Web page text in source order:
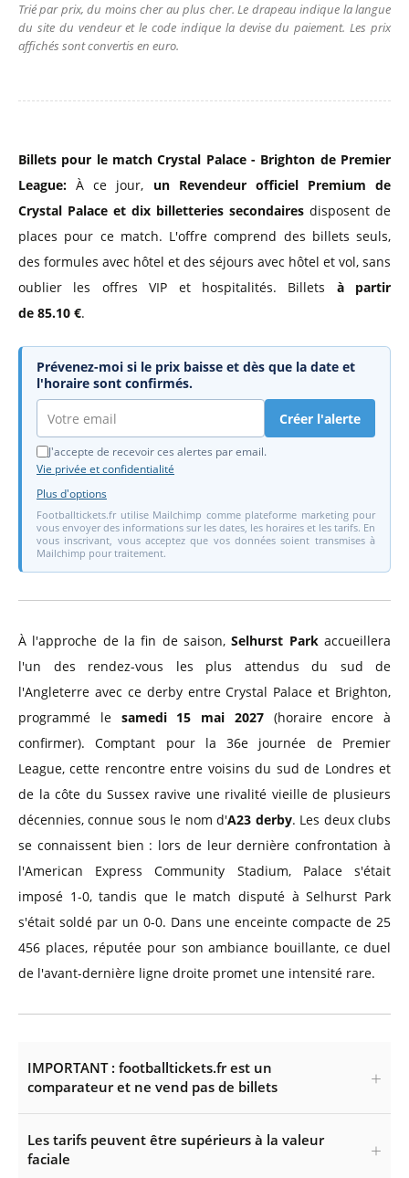
Trié par prix, du moins cher au plus cher. Le drapeau indique la langue
du site du vendeur et le code indique la devise du paiement. Les prix
affichés sont convertis en euro.
Billets pour le match Crystal Palace - Brighton de Premier
League: À ce jour, un Revendeur officiel Premium de
Crystal Palace et dix billetteries secondaires disposent de
places pour ce match. L'offre comprend des billets seuls,
des formules avec hôtel et des séjours avec hôtel et vol, sans
oublier les offres VIP et hospitalités. Billets à partir
de 85.10 €.
Prévenez-moi si le prix baisse et dès que la date et
l'horaire sont confirmés.
Créer l'alerte
J'accepte de recevoir ces alertes par email.
Vie privée et confidentialité
Plus d'options
Footballtickets.fr utilise Mailchimp comme plateforme marketing pour
vous envoyer des informations sur les dates, les horaires et les tarifs. En
vous inscrivant, vous acceptez que vos données soient transmises à
Mailchimp pour traitement.
À l'approche de la fin de saison,Selhurst Parkaccueillera
l'un des rendez-vous les plus attendus du sud de
l'Angleterre avec ce derby entre Crystal Palace et Brighton,
programmé le samedi 15 mai 2027(horaire encore à
confirmer). Comptant pour la 36e journée de Premier
League, cette rencontre entre voisins du sud de Londres et
de la côte du Sussex ravive une rivalité vieille de plusieurs
décennies, connue sous le nom d'A23 derby. Les deux clubs
se connaissent bien : lors de leur dernière confrontation à
l'American Express Community Stadium, Palace s'était
imposé 1-0, tandis que le match disputé à Selhurst Park
s'était soldé par un 0-0. Dans une enceinte compacte de 25
456 places, réputée pour son ambiance bouillante, ce duel
de l'avant-dernière ligne droite promet une intensité rare.
IMPORTANT : footballtickets.fr est un
comparateur et ne vend pas de billets
Les tarifs peuvent être supérieurs à la valeur
faciale